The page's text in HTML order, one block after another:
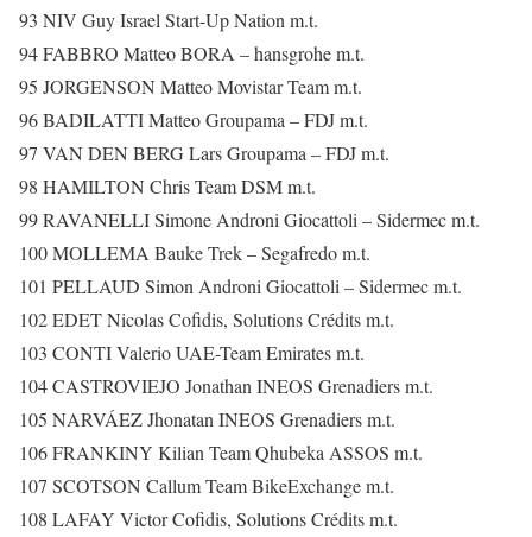
93 NIV Guy Israel Start-Up Nation m.t.
94 FABBRO Matteo BORA – hansgrohe m.t.
95 JORGENSON Matteo Movistar Team m.t.
96 BADILATTI Matteo Groupama – FDJ m.t.
97 VAN DEN BERG Lars Groupama – FDJ m.t.
98 HAMILTON Chris Team DSM m.t.
99 RAVANELLI Simone Androni Giocattoli – Sidermec m.t.
100 MOLLEMA Bauke Trek – Segafredo m.t.
101 PELLAUD Simon Androni Giocattoli – Sidermec m.t.
102 EDET Nicolas Cofidis, Solutions Crédits m.t.
103 CONTI Valerio UAE-Team Emirates m.t.
104 CASTROVIEJO Jonathan INEOS Grenadiers m.t.
105 NARVÁEZ Jhonatan INEOS Grenadiers m.t.
106 FRANKINY Kilian Team Qhubeka ASSOS m.t.
107 SCOTSON Callum Team BikeExchange m.t.
108 LAFAY Victor Cofidis, Solutions Crédits m.t.